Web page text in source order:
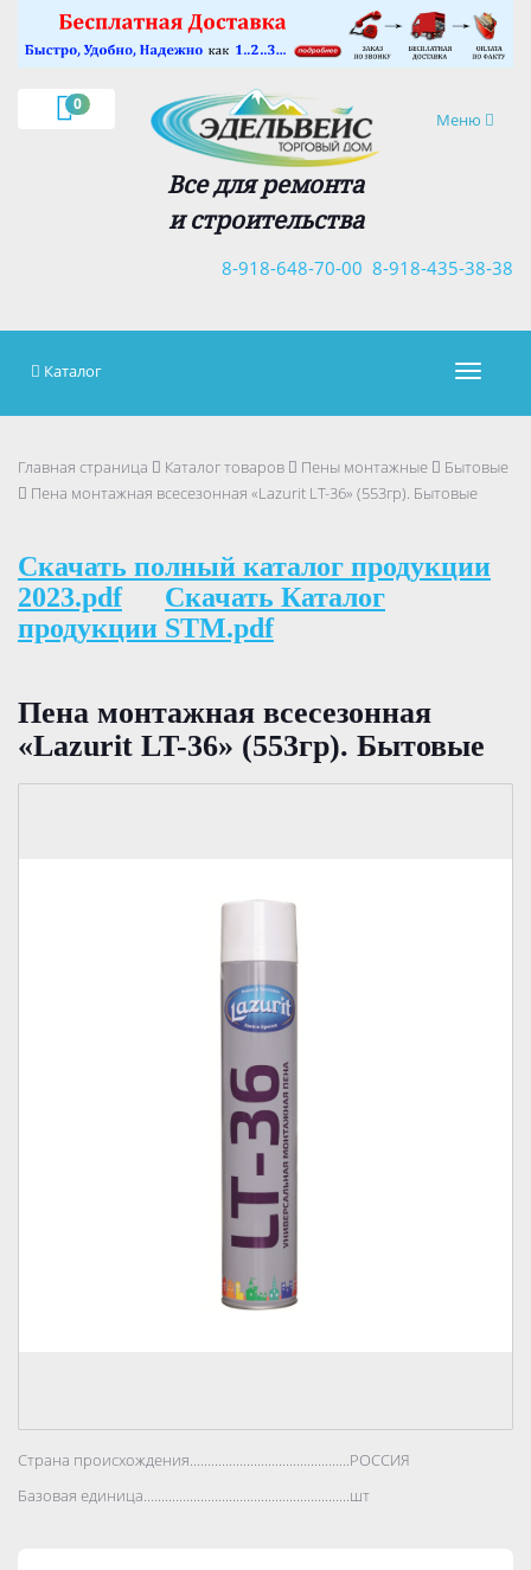
0
Навигация
Меню
Все для ремонта
и строительства
8-918-435-38-38
8-918-648-70-00
×
Каталог
Главная страница Каталог товаров Пены монтажные
Бытовые
Пена монтажная всесезонная «Lazurit LT-36» (553гр). Бытовые
Скачать полный каталог продукции
2023.pdf
Скачать Каталог
продукции STM.pdf
Пена монтажная всесезонная
«Lazurit LT-36» (553гр). Бытовые
Страна происхождения..................................................................................
РОССИЯ
Базовая единица..................................................................................
шт